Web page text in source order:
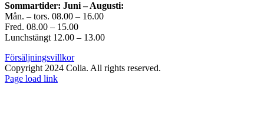
Sommartider: Juni – Augusti:
Mån. – tors. 08.00 – 16.00
Fred. 08.00 – 15.00
Lunchstängt 12.00 – 13.00
Försäljningsvillkor
Copyright 2024 Colia. All rights reserved.
Page load link